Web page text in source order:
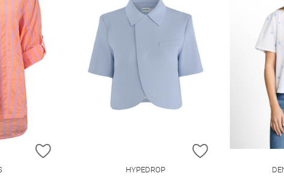
ZUR WUNSCHLISTE HINZUFÜGEN ZUR
HYPEDROP